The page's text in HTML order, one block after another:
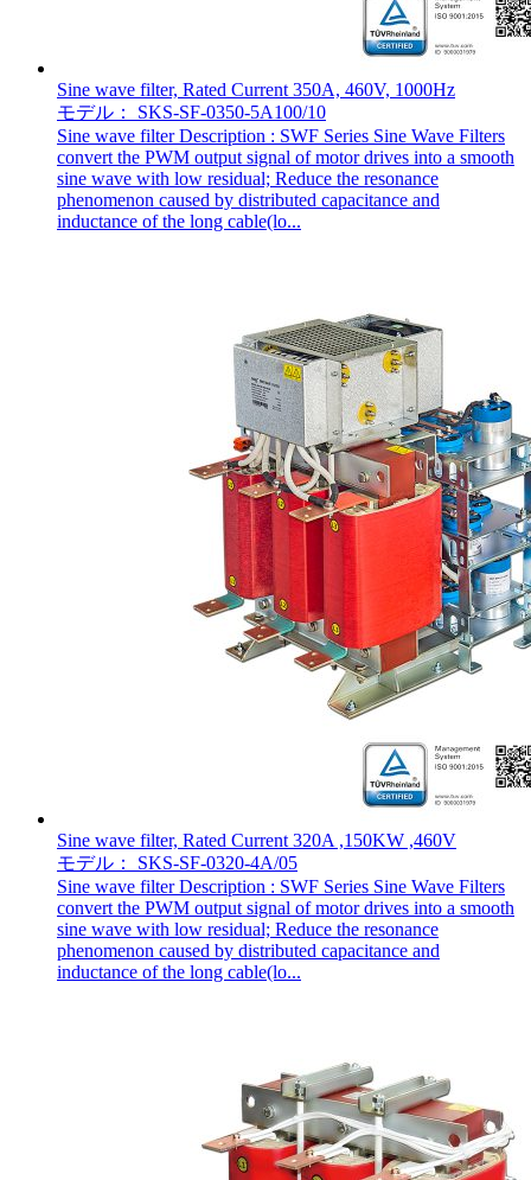
Sine wave filter, Rated Current 350A, 460V, 1000Hz
モデル： SKS-SF-0350-5A100/10
Sine wave filter Description : SWF Series Sine Wave Filters
convert the PWM output signal of motor drives into a smooth
sine wave with low residual; Reduce the resonance
phenomenon caused by distributed capacitance and
inductance of the long cable(lo...
Sine wave filter, Rated Current 320A ,150KW ,460V
モデル： SKS-SF-0320-4A/05
Sine wave filter Description : SWF Series Sine Wave Filters
convert the PWM output signal of motor drives into a smooth
sine wave with low residual; Reduce the resonance
phenomenon caused by distributed capacitance and
inductance of the long cable(lo...